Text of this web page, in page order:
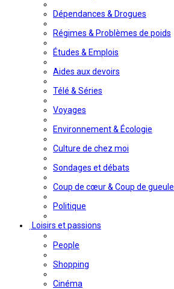
Dépendances & Drogues
Régimes & Problèmes de poids
Études & Emplois
Aides aux devoirs
Télé & Séries
Voyages
Environnement & Écologie
Culture de chez moi
Sondages et débats
Coup de cœur & Coup de gueule
Politique
Loisirs et passions
People
Shopping
Cinéma